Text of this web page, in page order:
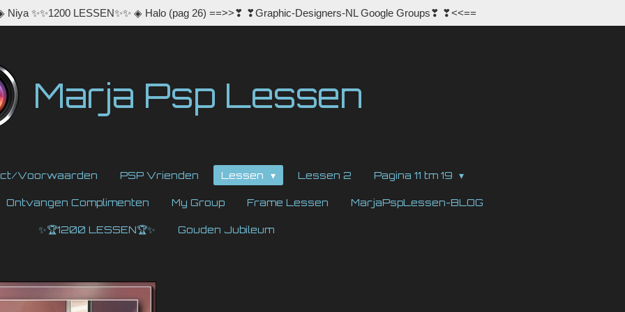
✨✨1200 LESSEN✨✨ ◈ Halo (pag 26) ==>>❣ ❣Graphic-Designers-NL Google Groups❣ ❣<<==
Marja Psp Lessen
Voorwaarden PSP Vrienden Lessen Lessen 2 Pagina 11 tm 19
Ontvangen Complimenten My Group Frame Lessen MarjaPspLessen-BLOG
✨🏆1200 LESSEN🏆✨ Gouden Jubileum